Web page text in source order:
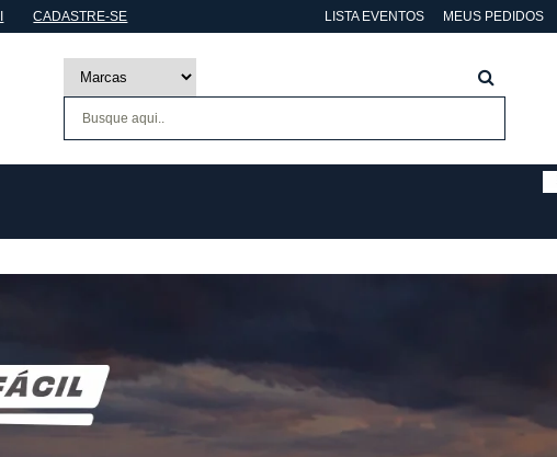
CADASTRE-SE LISTA EVENTOS MEUS PEDIDOS